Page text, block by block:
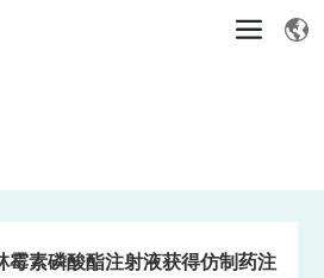
霉素磷酸酯注射液获得仿制药注